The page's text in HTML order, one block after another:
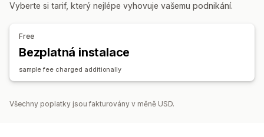
Zábava a multimédia Hračky a hry Dětské zboží
Firmy a kancelář
Zdrojové lokality
Německo
Spojené království
Vyberte si tarif, který nejlépe vyhovuje vašemu podnikání.
Free
Bezplatná instalace
sample fee charged additionally
Všechny poplatky jsou fakturovány v měně USD.